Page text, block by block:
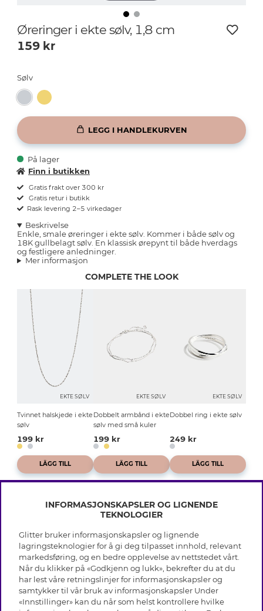
Øreringer i ekte sølv, 1,8 cm
159 kr
Sølv
LEGG I HANDLEKURVEN
På lager
Finn i butikken
Gratis frakt over 300 kr
Gratis retur i butikk
Rask levering 2–5 virkedager
Beskrivelse
Enkle, smale øreringer i ekte sølv. Kommer i både sølv og
18K gullbelagt sølv. En klassisk ørepynt til både hverdags
og festligere anledninger.
Mer informasjon
COMPLETE THE LOOK
EKTE SØLV
Tvinnet halskjede i ekte
sølv
199 kr
LÄGG TILL
EKTE SØLV
Dobbelt armbånd i ekte
sølv med små kuler
199 kr
LÄGG TILL
EKTE SØLV
Dobbel ring i ekte sølv
249 kr
LÄGG TILL
INFO
Vilkår
Personvern
Cookies
Medlemsvilkår
OM GLITTER
Black Friday
Våre butikker
HJELP
INFORMASJONSKAPSLER OG LIGNENDE
TEKNOLOGIER
Glitter bruker informasjonskapsler og lignende
lagringsteknologier for å gi deg tilpasset innhold, relevant
markedsføring, og en bedre opplevelse av nettstedet vårt.
Når du klikker på «Godkjenn og lukk», bekrefter du at du
har lest våre retningslinjer for informasjonskapsler og
samtykker til vår bruk av informasjonskapsler Under
«Innstillinger» kan du når som helst kontrollere hvilke